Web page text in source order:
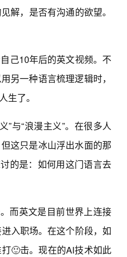
解，是否有沟通的欲望。
己10年后的英文视频。不
另一种语言梳理逻辑时，
生了。
与“浪漫主义”。在很多人
这只是冰山浮出水面的那
的是：如何用这门语言去
而英文是目前世界上连接
入职场。在这个阶段，如
🙂击。现在的AI技术如此